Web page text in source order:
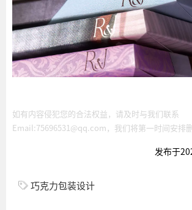
如有内容侵犯您的合法权益，请及时与我们联系
Email:75696531@qq.com，我们将第一时间安排删
发布于
巧克力包装设计